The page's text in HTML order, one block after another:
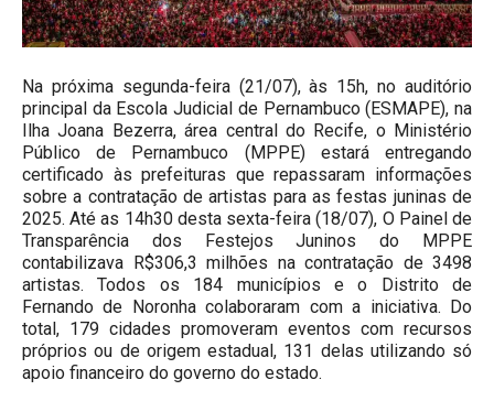
Na próxima segunda-feira (21/07), às 15h, no auditório
principal da Escola Judicial de Pernambuco (ESMAPE), na
Ilha Joana Bezerra, área central do Recife, o Ministério
Público de Pernambuco (MPPE) estará entregando
certificado às prefeituras que repassaram informações
sobre a contratação de artistas para as festas juninas de
2025. Até as 14h30 desta sexta-feira (18/07), O Painel de
Transparência dos Festejos Juninos do MPPE
contabilizava R$306,3 milhões na contratação de 3498
artistas. Todos os 184 municípios e o Distrito de
Fernando de Noronha colaboraram com a iniciativa. Do
total, 179 cidades promoveram eventos com recursos
próprios ou de origem estadual, 131 delas utilizando só
apoio financeiro do governo do estado.